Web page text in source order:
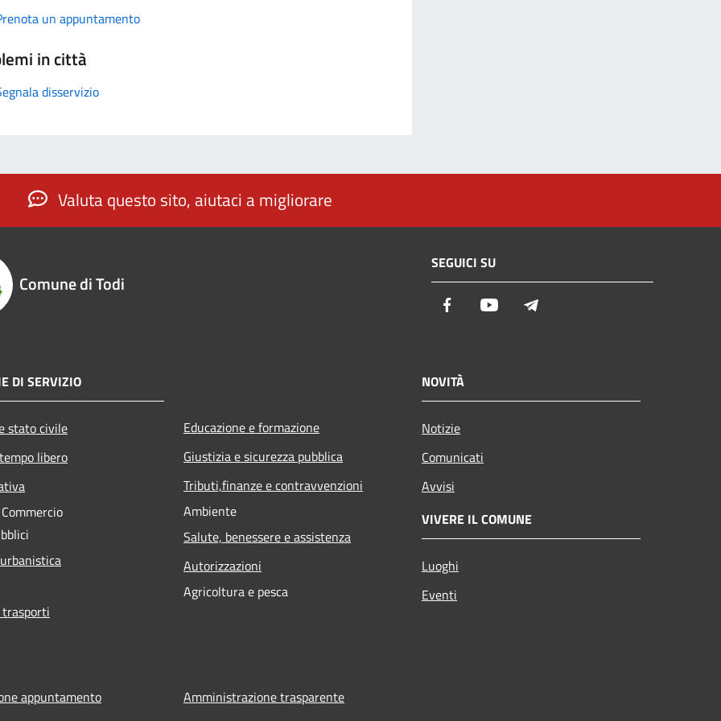
un appuntamento
in città
disservizio
Valuta questo sito, aiutaci a migliorare
Comune di Todi
SEGUICI SU
Facebook Youtube
DI SERVIZIO
stato civile
libero
Educazione e formazione
Giustizia e sicurezza pubblica
Tributi,finanze e contravvenzioni
Ambiente
Salute, benessere e assistenza
Autorizzazioni
Agricoltura e pesca
NOVITÀ
Notizie
Comunicati
Avvisi
VIVERE IL COMUNE
Luoghi
Eventi
appuntamento
Amministrazione trasparente